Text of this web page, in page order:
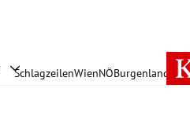
SchlagzeilenWienNÖBurgenland